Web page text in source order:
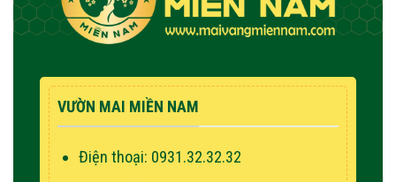
VƯỜN MAI MIỀN NAM
Điện thoại: 0931.32.32.32